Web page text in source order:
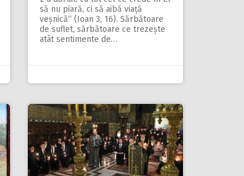
să nu piară, ci să aibă viață
veșnică“ (Ioan 3, 16). Sărbătoare
de suflet, sărbătoare ce trezește
atât sentimente de…